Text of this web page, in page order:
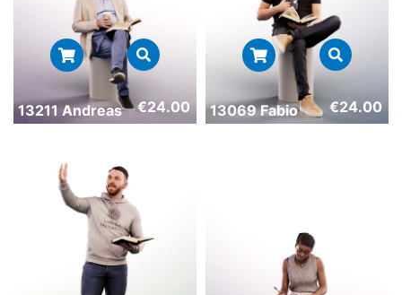
13211 Andreas €24.00 13069 Fabio €24.00